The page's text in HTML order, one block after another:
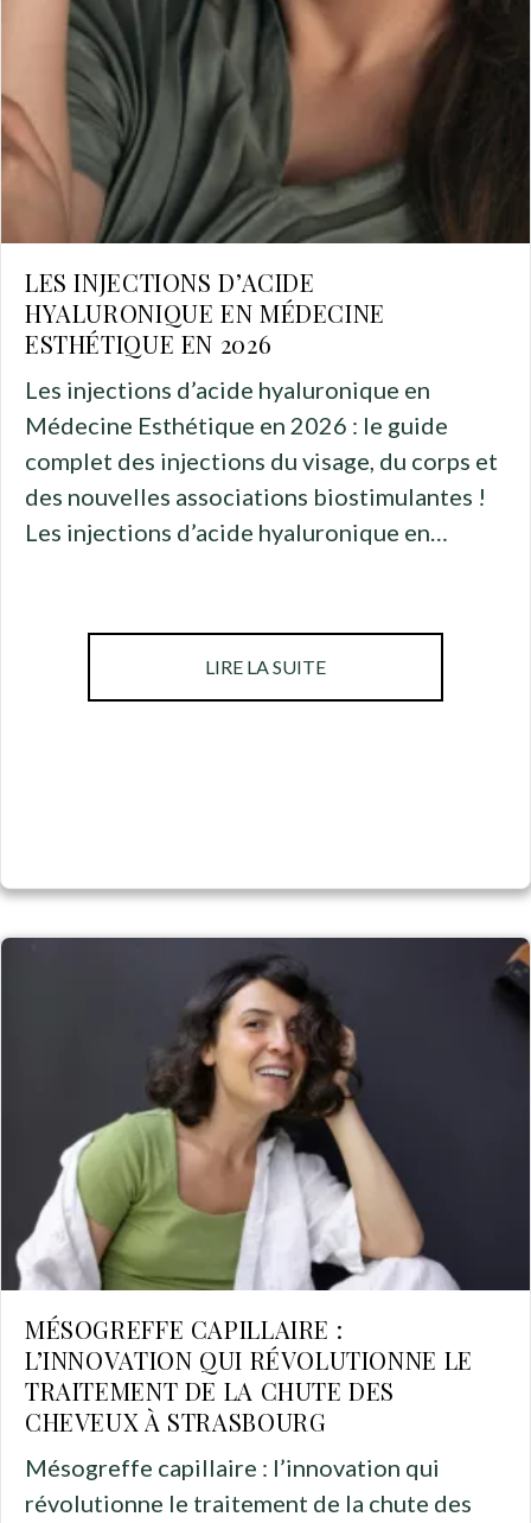
LES INJECTIONS D’ACIDE
HYALURONIQUE EN MÉDECINE
ESTHÉTIQUE EN 2026
Les injections d’acide hyaluronique en
Médecine Esthétique en 2026 : le guide
complet des injections du visage, du corps et
des nouvelles associations biostimulantes !
Les injections d’acide hyaluronique en…
LIRE LA SUITEABOUT LES
MÉSOGREFFE CAPILLAIRE :
L’INNOVATION QUI RÉVOLUTIONNE LE
TRAITEMENT DE LA CHUTE DES
CHEVEUX À STRASBOURG
Mésogreffe capillaire : l’innovation qui
révolutionne le traitement de la chute des